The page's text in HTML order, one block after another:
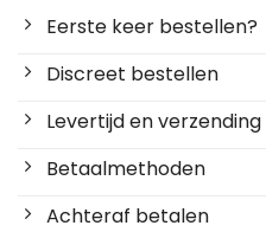
Eerste keer bestellen?
Discreet bestellen
Levertijd en verzending
Betaalmethoden
Achteraf betalen